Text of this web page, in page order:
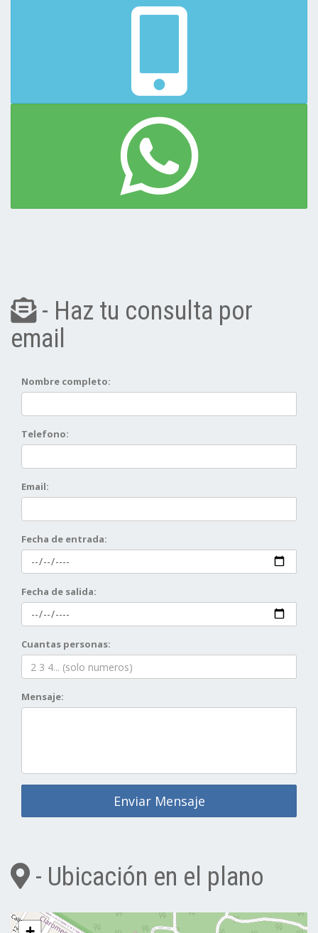
- Haz tu consulta por
email
Nombre completo:
Telefono:
Email:
Fecha de entrada:
Fecha de salida:
Cuantas personas:
Mensaje:
Enviar Mensaje
- Ubicación en el plano